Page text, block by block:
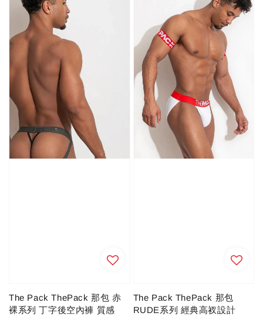
The Pack ThePack 那包 赤
裸系列 丁字後空內褲 質感
The Pack ThePack 那包
RUDE系列 經典高衩設計